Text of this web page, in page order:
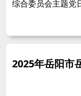
综合委员会主题党
2025年岳阳市